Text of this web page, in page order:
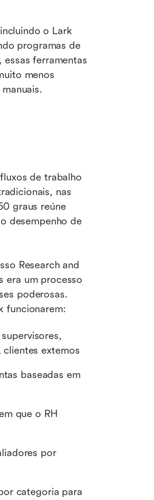
o Lark
programas de
ferramentas
menos
de trabalho
nas
graus reúne
desempenho de
Research and
era um processo
poderosas.
funcionarem:
externos
baseadas em
que o RH
por
categoria para